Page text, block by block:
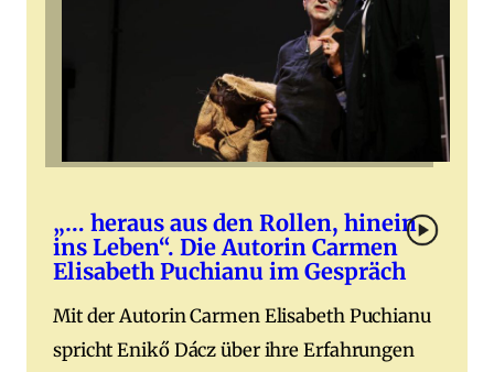
„… heraus aus den Rollen, hinein
ins Leben“. Die Autorin Carmen
Elisabeth Puchianu im Gespräch
Mit der Autorin Carmen Elisabeth Puchianu
spricht Enikő Dácz über ihre Erfahrungen